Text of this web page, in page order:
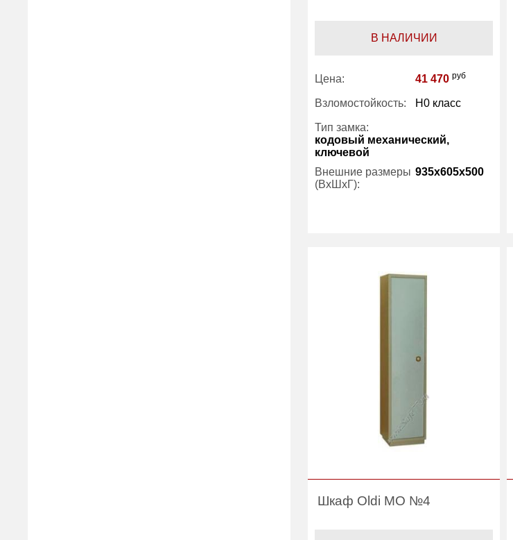
В НАЛИЧИИ
Цена: 41 470 руб
Взломостойкость: H0 класс
Тип замка:
кодовый механический,
ключевой
Внешние размеры
(ВхШхГ):
935x605x500
Шкаф Oldi МО №4